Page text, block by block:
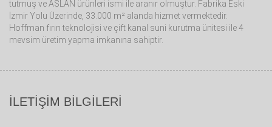
tutmuş ve ASLAN ürünleri ismi ile aranır olmuştur. Fabrika Eski
İzmir Yolu Üzerinde, 33.000 m² alanda hizmet vermektedir.
Hoffman fırın teknolojisi ve çift kanal suni kurutma ünitesi ile 4
mevsim üretim yapma imkanına sahiptir.
İLETİŞİM BİLGİLERİ